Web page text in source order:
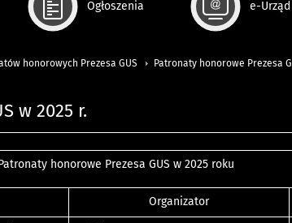
Ogłoszenia e-Urząd
honorowych Prezesa GUS Patronaty honorowe Prezesa
w 2025 r.
honorowe Prezesa GUS w 2025 roku
Organizator